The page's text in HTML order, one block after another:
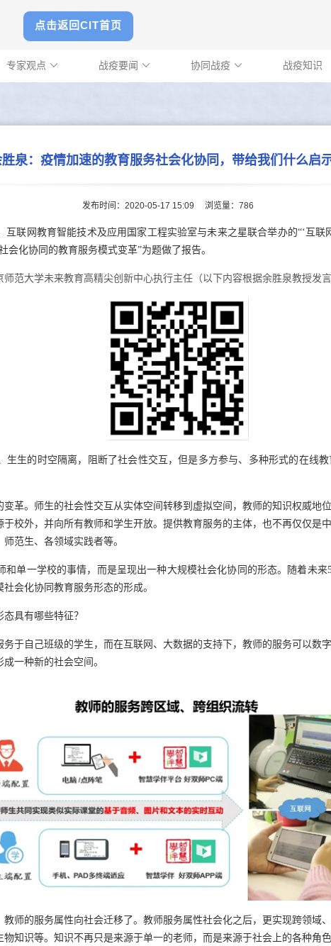
点击返回CIT首页
专家观点  战疫要闻  协同战疫  战疫知识
泉：疫情加速的教育服务社会化协同，带给我们什么启示
发布时间：2020-05-17 15:09 浏览量： 786
联网教育智能技术及应用国家工程实验室与未来之星联合举办的“‘互
化协同的教育服务模式变革”为题做了报告。
师范大学未来教育高精尖创新中心执行主任 （以下内容根据余胜泉教授发
的时空隔离，阻断了社会性交互，但是多方参与、多种形式的在线教
。师生的社会性交互从实体空间转移到虚拟空间，教师的知识权威地
校外，并向所有教师和学生开放。提供教育服务的主体，也不再仅仅是
范生、各领域实践者等。
一学校的事情，而是呈现出一种大规模社会化协同的形态。随着未来
会化协同教育服务形态的形成。
具有哪些特征？
自己班级的学生，而在互联网、大数据的支持下，教师的服务可以数字
一种新的社会空间。
的服务属性向社会迁移了。教师服务属性社会化之后，更实现跨领域
知识等。知识不再只是来源于单一的老师，而是来源于社会上的各种角色